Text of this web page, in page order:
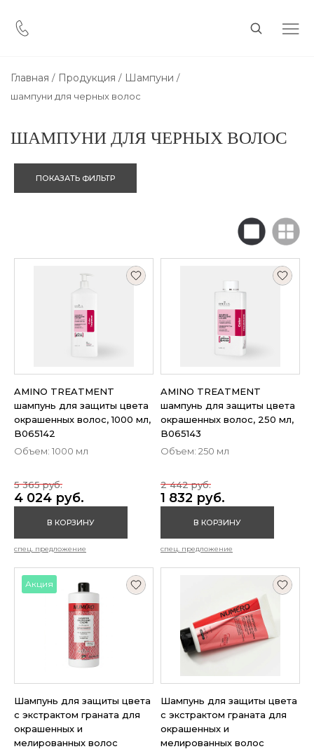
Главная Продукция Шампуни
шампуни для черных волос
ШАМПУНИ ДЛЯ ЧЕРНЫХ ВОЛОС
ПОКАЗАТЬ ФИЛЬТР
AMINO TREATMENT
шампунь для защиты цвета
окрашенных волос, 1000 мл,
B065142
Объем: 1000 мл
4 024 руб.
5 365 руб.
В КОРЗИНУ
спец. предложение
AMINO TREATMENT
шампунь для защиты цвета
окрашенных волос, 250 мл,
B065143
Объем: 250 мл
1 832 руб.
2 442 руб.
В КОРЗИНУ
спец. предложение
Акция
Шампунь для защиты цвета
с экстрактом граната для
окрашенных и
мелированных волос
Шампунь для защиты цвета
с экстрактом граната для
окрашенных и
мелированных волос